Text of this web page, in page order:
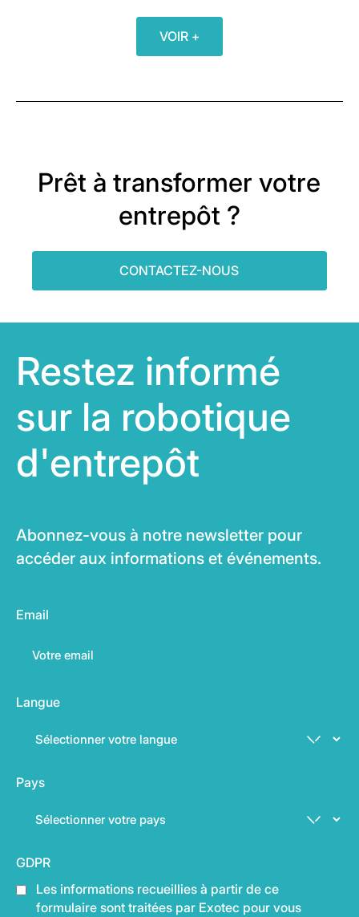
VOIR +
Prêt à transformer votre
entrepôt ?
CONTACTEZ-NOUS
Restez informé
sur la robotique
d'entrepôt
Abonnez-vous à notre newsletter pour
accéder aux informations et événements.
Email
Langue
Pays
GDPR
Les informations recueillies à partir de ce
formulaire sont traitées par Exotec pour vous